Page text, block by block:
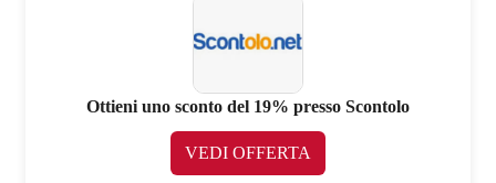
Ottieni uno sconto del 19% presso Scontolo
VEDI OFFERTA